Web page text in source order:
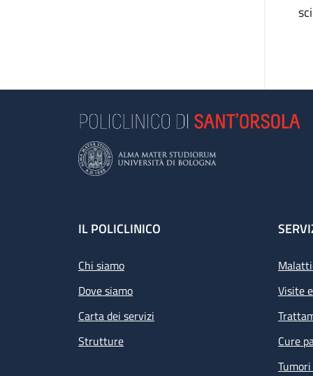
Footer
IL POLICLINICO
Chi siamo
Dove siamo
Carta dei servizi
Strutture
Visite
Cure